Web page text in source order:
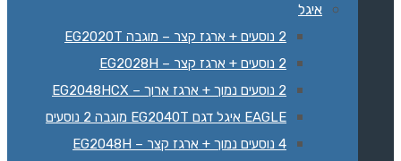
איגל
2 נוסעים + ארגז קצר – מוגבה EG2020T
2 נוסעים + ארגז קצר – EG2028H
2 נוסעים נמוך + ארגז ארוך – EG2048HCX
EAGLE איגל דגם EG2040T מוגבה 2 נוסעים
4 נוסעים נמוך + ארגז קצר – EG2048H